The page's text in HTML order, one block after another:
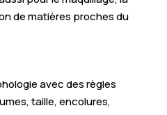
de matières proches du
avec des règles
taille, encolures,